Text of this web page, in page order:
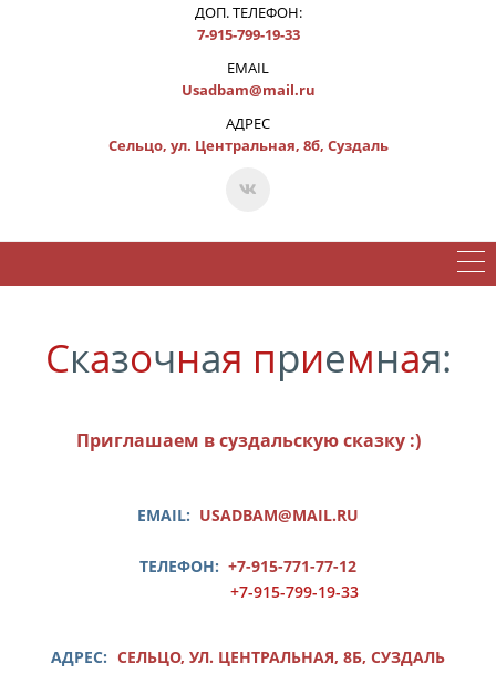
ДОП. ТЕЛЕФОН:
7-915-799-19-33
EMAIL
Usadbam@mail.ru
АДРЕС
Сельцо, ул. Центральная, 8б, Суздаль
Сказочная приемная:
Приглашаем в суздальскую сказку :)
EMAIL: USADBAM@MAIL.RU
ТЕЛЕФОН: +7-915-771-77-12
+7-915-799-19-33
АДРЕС: СЕЛЬЦО, УЛ. ЦЕНТРАЛЬНАЯ, 8Б, СУЗДАЛЬ